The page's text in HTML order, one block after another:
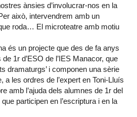
ànsies d’involucrar-nos en la
això, intervendrem amb un
roda… El microteatre amb motiu
és un projecte que des de fa anys
1r d’ESO de l’IES Manacor, que
dramaturgs’ i componen una sèrie
a les ordres de l’expert en Toni-Lluís
amb l’ajuda dels alumnes de 1r del
participen en l’escriptura i en la